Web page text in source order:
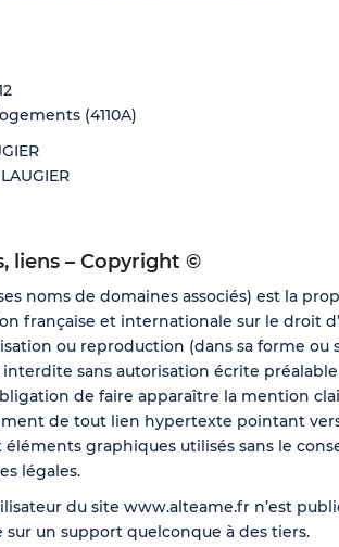
(4110A)
liens – Copyright ©
noms de domaines associés) est la
française et internationale sur le droit
ou reproduction (dans sa forme ou
sans autorisation écrite préalable
de faire apparaître la mention
de tout lien hypertexte pointant
graphiques utilisés sans le
légales.
du site www.alteame.fr n’est
un support quelconque à des tiers.